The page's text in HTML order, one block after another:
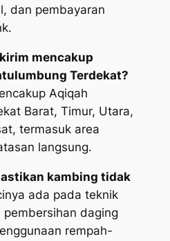
dan pembayaran
mencakup
Terdekat?
Aqiqah
Barat, Timur, Utara,
termasuk area
langsung.
kambing tidak
ada pada teknik
daging
rempah-